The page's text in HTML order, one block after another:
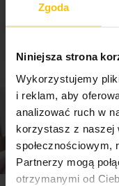
Zgoda
Niniejsza strona
Wykorzystujemy
i reklam, aby
analizować ruch w
korzystasz z naszej
społecznościowym,
Partnerzy mogą
otrzymanymi od
Waga nettoukryty zamek
przyjemna w
łatwa w
idealna do
Dane techniczne:
Nie
Nie